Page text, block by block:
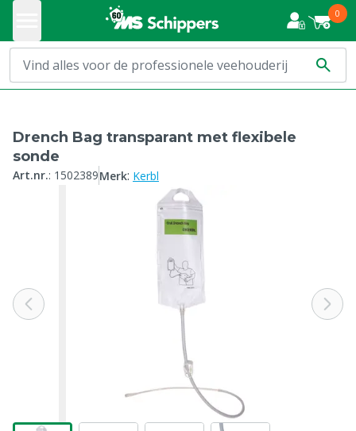
0
Drench Bag transparant met flexibele
sonde
Art.nr.: 1502389Merk: Kerbl